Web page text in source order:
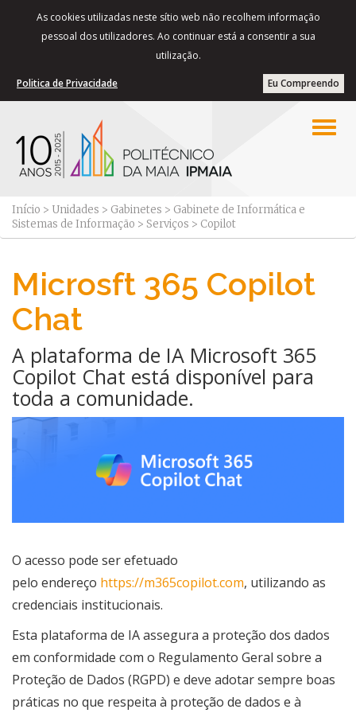
As cookies utilizadas neste sítio web não recolhem informação
pessoal dos utilizadores. Ao continuar está a consentir a sua
utilização.
Eu Compreendo
Politica de Privacidade
Início > Unidades > Gabinetes > Gabinete de Informática e
Sistemas de Informação > Serviços > Copilot
Microsft 365 Copilot
Chat
​​​​​A plataforma de IA Microsoft 365
Copilot Chat está disponível para
toda a comunidade.
O acesso pode ser efetuado
pelo endereço https://m365copilot.com, utilizando as
credenciais institucionais.
Esta plataforma de IA assegura a proteção dos dados
em conformidade com o Regulamento Geral sobre a
Proteção de Dados (RGPD) e deve adotar sempre boas
práticas no que respeita à proteção de dados e à